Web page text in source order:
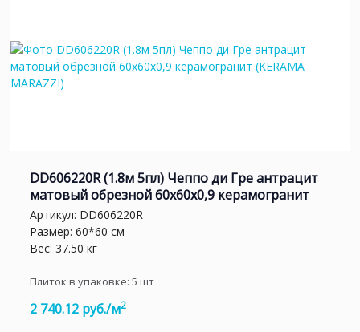
DD606220R (1.8м 5пл) Чеппо ди Гре антрацит
матовый обрезной 60x60x0,9 керамогранит
Артикул: DD606220R
Размер: 60*60 см
Вес: 37.50 кг
Плиток в упаковке: 5 шт
2 740.12 руб./м2